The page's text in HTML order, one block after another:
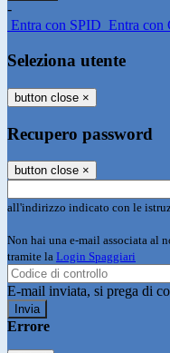
-
Entra con SPID Entra con
Seleziona utente
button close ×
Recupero password
button close ×
all'indirizzo indicato con le
Non hai una e-mail associata al
tramite la Login Spaggiari
E-mail inviata, si prega di
Errore